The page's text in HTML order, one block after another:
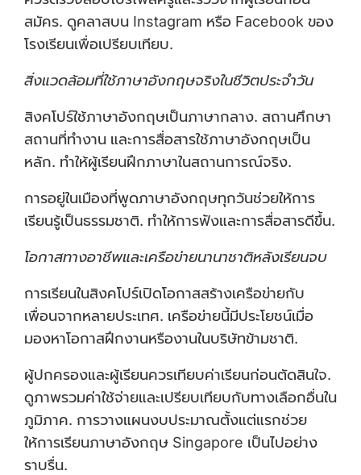
สมัคร. ดูคลาสบน Instagram หรือ Facebook ของ
โรงเรียนเพื่อเปรียบเทียบ.
สิ่งแวดล้อมที่ใช้ภาษาอังกฤษจริงในชีวิตประจำวัน
สิงคโปร์ใช้ภาษาอังกฤษเป็นภาษากลาง. สถานศึกษา
สถานที่ทำงาน และการสื่อสารใช้ภาษาอังกฤษเป็น
หลัก. ทำให้ผู้เรียนฝึกภาษาในสถานการณ์จริง.
การอยู่ในเมืองที่พูดภาษาอังกฤษทุกวันช่วยให้การ
เรียนรู้เป็นธรรมชาติ. ทำให้การฟังและการสื่อสารดีขึ้น.
โอกาสทางอาชีพและเครือข่ายนานาชาติหลังเรียนจบ
การเรียนในสิงคโปร์เปิดโอกาสสร้างเครือข่ายกับ
เพื่อนจากหลายประเทศ. เครือข่ายนี้มีประโยชน์เมื่อ
มองหาโอกาสฝึกงานหรืองานในบริษัทข้ามชาติ.
ผู้ปกครองและผู้เรียนควรเทียบค่าเรียนก่อนตัดสินใจ.
ดูภาพรวมค่าใช้จ่ายและเปรียบเทียบกับทางเลือกอื่นใน
ภูมิภาค. การวางแผนงบประมาณตั้งแต่แรกช่วย
ให้การเรียนภาษาอังกฤษ Singapore เป็นไปอย่าง
ราบรื่น.